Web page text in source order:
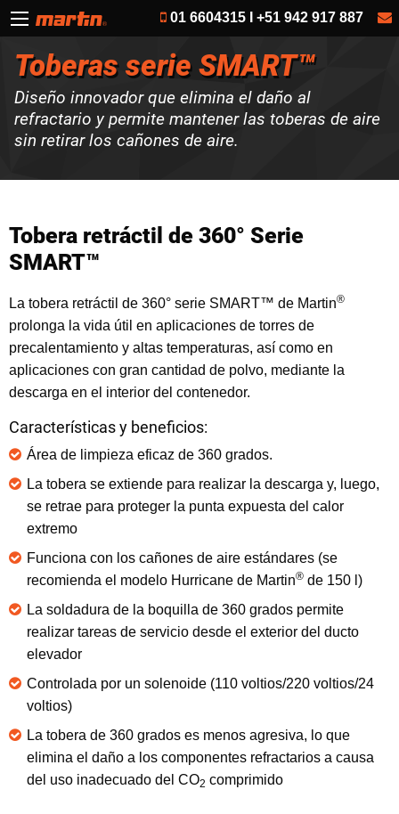
01 6604315 I +51 942 917 887
Toberas serie SMART™
Diseño innovador que elimina el daño al
refractario y permite mantener las toberas de aire
sin retirar los cañones de aire.
Tobera retráctil de 360° Serie
SMART™
La tobera retráctil de 360° serie SMART™ de Martin®
prolonga la vida útil en aplicaciones de torres de
precalentamiento y altas temperaturas, así como en
aplicaciones con gran cantidad de polvo, mediante la
descarga en el interior del contenedor.
Características y beneficios:
Área de limpieza eficaz de 360 grados.
La tobera se extiende para realizar la descarga y, luego,
se retrae para proteger la punta expuesta del calor
extremo
Funciona con los cañones de aire estándares (se
recomienda el modelo Hurricane de Martin® de 150 l)
La soldadura de la boquilla de 360 grados permite
realizar tareas de servicio desde el exterior del ducto
elevador
Controlada por un solenoide (110 voltios/220 voltios/24
voltios)
La tobera de 360 grados es menos agresiva, lo que
elimina el daño a los componentes refractarios a causa
del uso inadecuado del CO2 comprimido